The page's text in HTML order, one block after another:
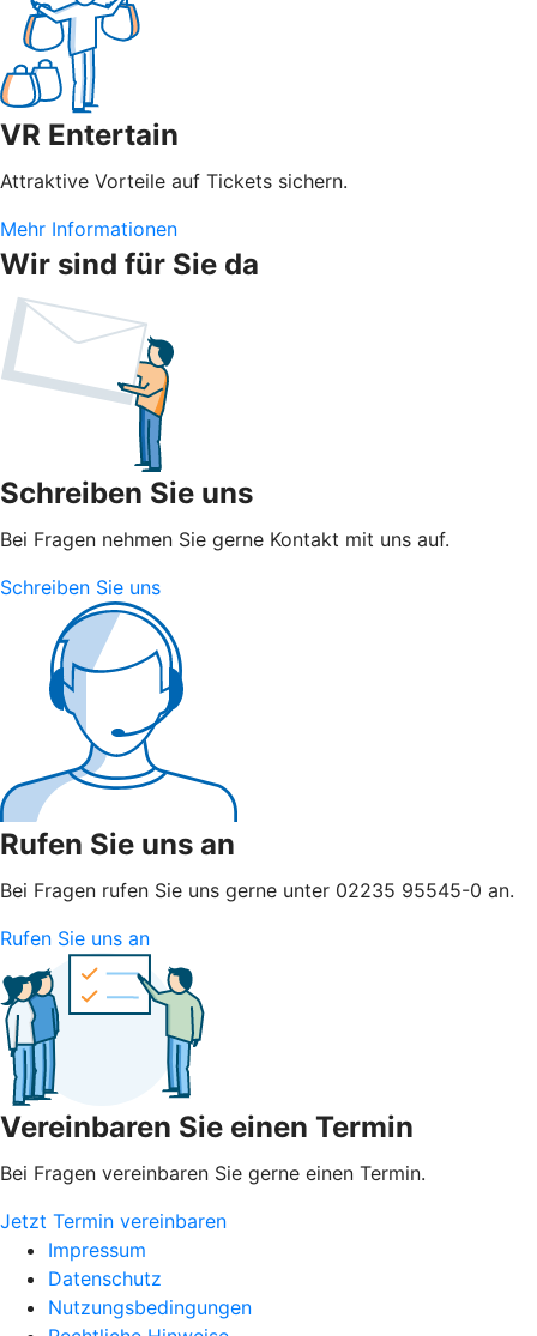
VR Entertain
Attraktive Vorteile auf Tickets sichern.
Mehr Informationen
Wir sind für Sie da
Schreiben Sie uns
Bei Fragen nehmen Sie gerne Kontakt mit uns auf.
Schreiben Sie uns
Rufen Sie uns an
Bei Fragen rufen Sie uns gerne unter 02235 95545-0 an.
Rufen Sie uns an
Vereinbaren Sie einen Termin
Bei Fragen vereinbaren Sie gerne einen Termin.
Jetzt Termin vereinbaren
Impressum
Datenschutz
Nutzungsbedingungen